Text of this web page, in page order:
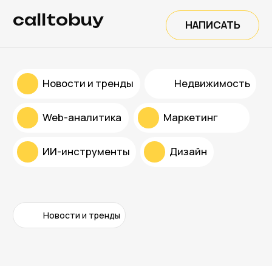
НАПИСАТЬ
calltobuy
Дизайн
Web-аналитика Маркетинг
ИИ-инструменты
Новости и тренды